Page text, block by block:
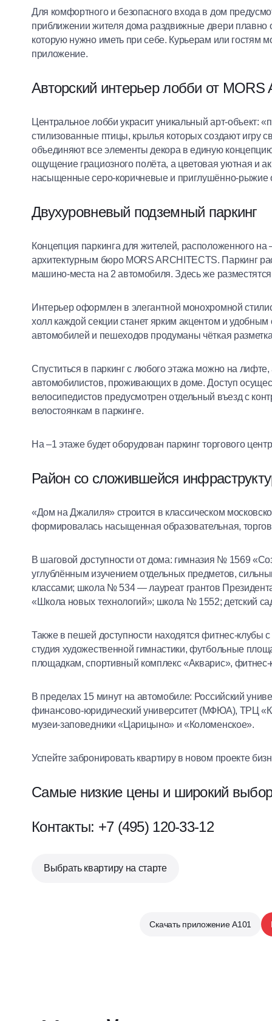
Для комфортного и безопасного входа в дом
приближении жителя дома раздвижные двери плавно
которую нужно иметь при себе. Курьерам или гостям
приложение.
Авторский интерьер лобби от MORS
Центральное лобби украсит уникальный арт-объект:
стилизованные птицы, крылья которых создают игру
объединяют все элементы декора в единую
ощущение грациозного полёта, а цветовая уютная и
насыщенные серо-коричневые и приглушённо-рыжие
Двухуровневый подземный паркинг
Концепция паркинга для жителей, расположенного на
архитектурным бюро MORS ARCHITECTS. Паркинг
машино-места на 2 автомобиля. Здесь же
Интерьер оформлен в элегантной монохромной
холл каждой секции станет ярким акцентом и
автомобилей и пешеходов продуманы чёткая
Спуститься в паркинг с любого этажа можно на
автомобилистов, проживающих в доме. Доступ
велосипедистов предусмотрен отдельный въезд с
велостоянкам в паркинге.
На –1 этаже будет оборудован паркинг торгового
Район со сложившейся
«Дом на Джалиля» строится в классическом
формировалась насыщенная образовательная,
В шаговой доступности от дома: гимназия № 1569
углублённым изучением отдельных предметов,
классами; школа № 534 — лауреат грантов
«Школа новых технологий»; школа № 1552; детский
Также в пешей доступности находятся фитнес-клубы
студия художественной гимнастики, футбольные
площадкам, спортивный комплекс «Акварис»,
В пределах 15 минут на автомобиле: Российский
финансово-юридический университет (МФЮА), ТРЦ
музеи-заповедники «Царицыно» и «Коломенское».
Успейте забронировать квартиру в новом проекте
Самые низкие цены и широкий
Контакты: +7 (495) 120-33-12
Выбрать квартиру на старте
Скачать приложение А101